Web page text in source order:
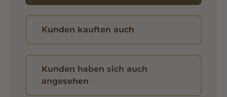
Kunden kauften auch
Kunden haben sich auch
angesehen